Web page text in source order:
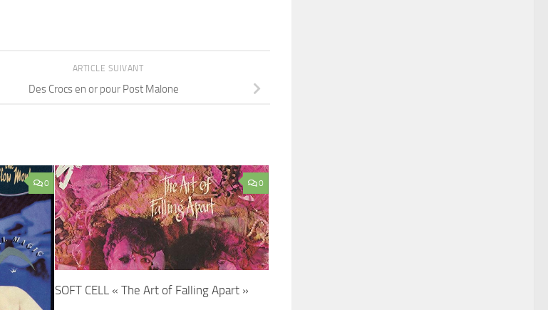
ARTICLE SUIVANT
Des Crocs en or pour Post Malone
0 0
SOFT CELL « The Art of Falling Apart »